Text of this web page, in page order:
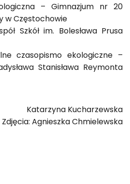
– Gimnazjum nr 20
w Częstochowie
Szkół im. Bolesława Prusa
czasopismo ekologiczne –
Stanisława Reymonta
Katarzyna Kucharzewska
Zdjęcia: Agnieszka Chmielewska